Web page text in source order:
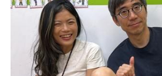
活動總覽
家長分享